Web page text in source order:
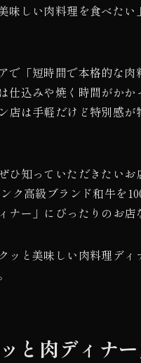
味しい肉料理を食べた
で「短時間で本格的な
仕込みや焼く時間がか
店は手軽だけど特別感
ひ知っていただきたい
ク高級ブランド和牛を
ナー」にぴったりのお店
ッと美味しい肉料理デ
と肉ディナ